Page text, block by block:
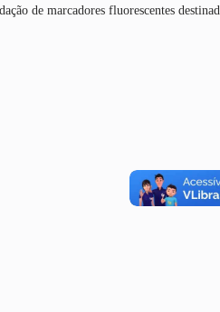
de marcadores fluorescentes